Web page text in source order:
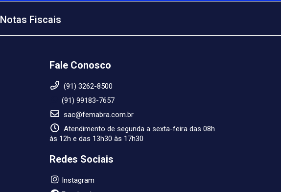
Notas Fiscais
Fale Conosco
(91) 3262-8500
(91) 99183-7657
sac@femabra.com.br
Atendimento de segunda a sexta-feira das 08h
às 12h e das 13h30 às 17h30
Redes Sociais
Instagram